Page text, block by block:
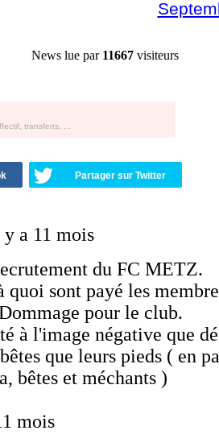
News lue par 11667visiteurs
transferts, ...
Partager sur Twitter